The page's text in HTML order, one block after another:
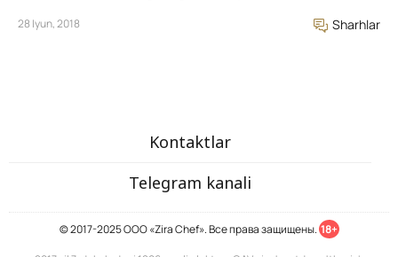
28 Iyun, 2018 Sharhlar
Kontaktlar
Telegram kanali
© 2017-2025 ООО «Zira Chef». Все права защищены. 18+